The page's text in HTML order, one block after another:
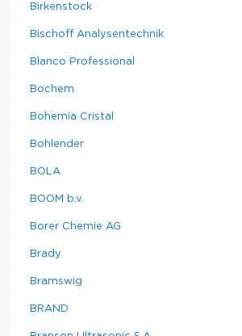
Birkenstock
Bischoff Analysentechnik
Blanco Professional
Bochem
Bohemia Cristal
Bohlender
BOLA
BOOM b.v.
Borer Chemie AG
Brady
Bramswig
BRAND